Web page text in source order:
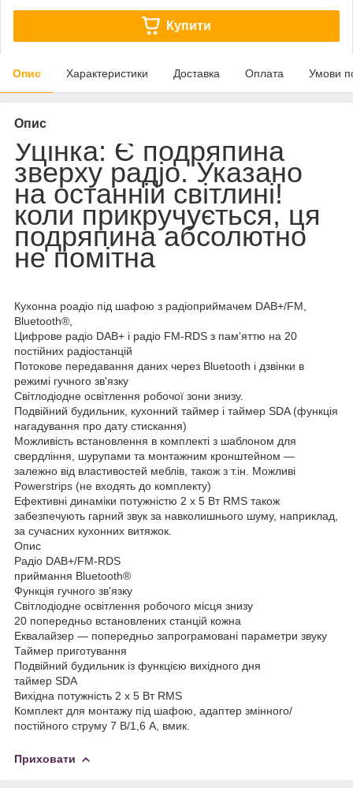
Купити
Опис Характеристики Доставка Оплата Умови
Опис
Уцінка: Є подряпина
зверху радіо. Указано
на останній світлині!
коли прикручується, ця
подряпина абсолютно
не помітна
Кухонна роадіо під шафою з радіоприймачем DAB+/FM,
Bluetooth®,
Цифрове радіо DAB+ і радіо FM-RDS з пам'яттю на 20
постійних радіостанцій
Потокове передавання даних через Bluetooth і дзвінки в
режимі гучного зв'язку
Світлодіодне освітлення робочої зони знизу.
Подвійний будильник, кухонний таймер і таймер SDA (функція
нагадування про дату стискання)
Можливість встановлення в комплекті з шаблоном для
свердління, шурупами та монтажним кронштейном —
залежно від властивостей меблів, також з т.ін. Можливі
Powerstrips (не входять до комплекту)
Ефективні динаміки потужністю 2 x 5 Вт RMS також
забезпечують гарний звук за навколишнього шуму, наприклад,
за сучасних кухонних витяжок.
Опис
Радіо DAB+/FM-RDS
приймання Bluetooth®
Функція гучного зв'язку
Світлодіодне освітлення робочого місця знизу
20 попередньо встановлених станцій кожна
Еквалайзер — попередньо запрограмовані параметри звуку
Таймер приготування
Подвійний будильник із функцією вихідного дня
таймер SDA
Вихідна потужність 2 x 5 Вт RMS
Комплект для монтажу під шафою, адаптер змінного/
постійного струму 7 В/1,6 А, вмик.
Приховати